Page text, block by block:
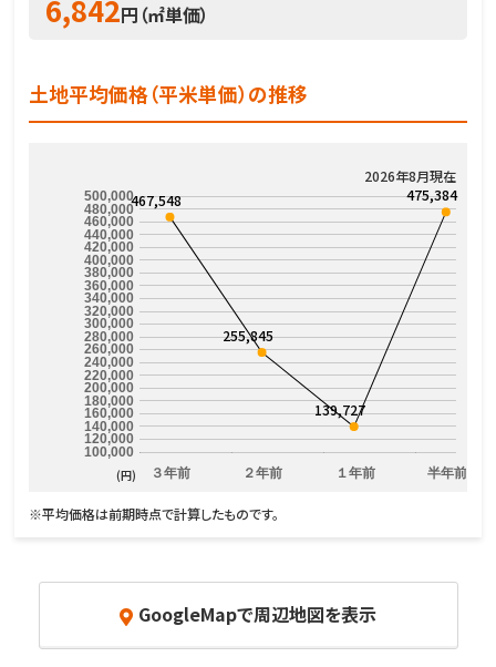
6,842円（㎡単価）
土地平均価格（平米単価）の推移
2026年8月現在
３年前 ２年前 １年前 半年前
100,000
120,000
140,000
160,000
180,000
200,000
220,000
240,000
260,000
280,000
300,000
320,000
340,000
360,000
380,000
400,000
420,000
440,000
460,000
480,000
500,000467,548
255,845
139,727
475,384
(円)
※平均価格は前期時点で計算したものです。
GoogleMapで周辺地図を表示